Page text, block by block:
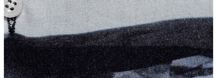
Trenchcoat
Kadın
Kadın
Öne Çıkanlar
Öne Çıkanlar
Yaz Ürünleri
İndirimdekiler